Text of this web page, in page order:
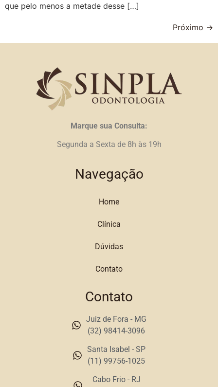
que pelo menos a metade desse […]
Próximo →
Marque sua Consulta:
Segunda a Sexta de 8h às 19h
Navegação
Home
Clínica
Dúvidas
Contato
Contato
Juiz de Fora - MG
(32) 98414-3096
Santa Isabel - SP
(11) 99756-1025
Cabo Frio - RJ